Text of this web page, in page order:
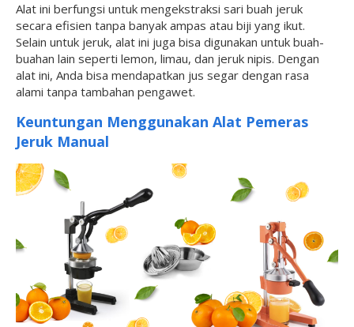
Alat ini berfungsi untuk mengekstraksi sari buah jeruk
secara efisien tanpa banyak ampas atau biji yang ikut.
Selain untuk jeruk, alat ini juga bisa digunakan untuk buah-
buahan lain seperti lemon, limau, dan jeruk nipis. Dengan
alat ini, Anda bisa mendapatkan jus segar dengan rasa
alami tanpa tambahan pengawet.
Keuntungan Menggunakan Alat Pemeras
Jeruk Manual